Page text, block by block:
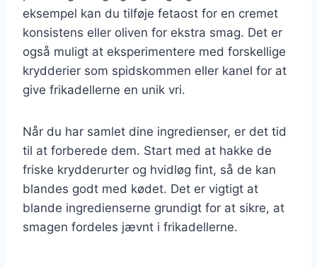
eksempel kan du tilføje fetaost for en cremet
konsistens eller oliven for ekstra smag. Det er
også muligt at eksperimentere med forskellige
krydderier som spidskommen eller kanel for at
give frikadellerne en unik vri.
Når du har samlet dine ingredienser, er det tid
til at forberede dem. Start med at hakke de
friske krydderurter og hvidløg fint, så de kan
blandes godt med kødet. Det er vigtigt at
blande ingredienserne grundigt for at sikre, at
smagen fordeles jævnt i frikadellerne.